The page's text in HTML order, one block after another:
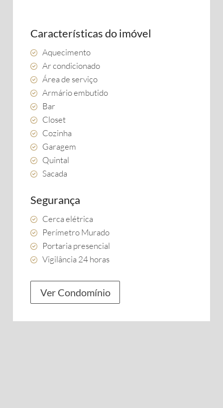
Características do imóvel
Aquecimento
Ar condicionado
Área de serviço
Armário embutido
Bar
Closet
Cozinha
Garagem
Quintal
Sacada
Segurança
Cerca elétrica
Perímetro Murado
Portaria presencial
Vigilância 24 horas
Ver Condomínio